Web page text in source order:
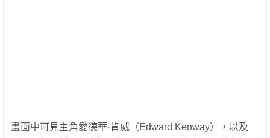
畫面中可見主角愛德華·肯威（Edward Kenway），以及